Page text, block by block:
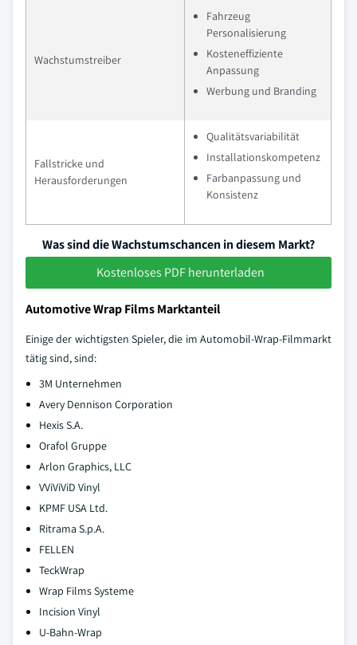
Wachstumstreiber
Fahrzeug
Personalisierung
Kosteneffiziente
Anpassung
Werbung und Branding
Fallstricke und
Herausforderungen
Qualitätsvariabilität
Installationskompetenz
Farbanpassung und
Konsistenz
Was sind die Wachstumschancen in diesem Markt?
Kostenloses PDF herunterladen
Automotive Wrap Films Marktanteil
Einige der wichtigsten Spieler, die im Automobil-Wrap-Filmmarkt
tätig sind, sind:
3M Unternehmen
Avery Dennison Corporation
Hexis S.A.
Orafol Gruppe
Arlon Graphics, LLC
VViViViD Vinyl
KPMF USA Ltd.
Ritrama S.p.A.
FELLEN
TeckWrap
Wrap Films Systeme
Incision Vinyl
U-Bahn-Wrap